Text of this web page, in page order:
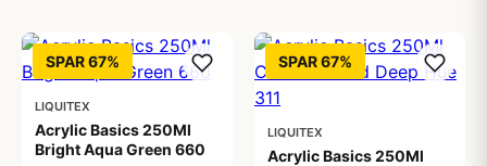
SPAR 67%
LIQUITEX
Acrylic Basics 250Ml
Bright Aqua Green 660
SPAR 67%
LIQUITEX
Acrylic Basics 250Ml